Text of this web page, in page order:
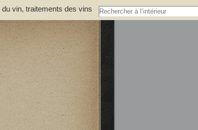
vin, traitements des vins